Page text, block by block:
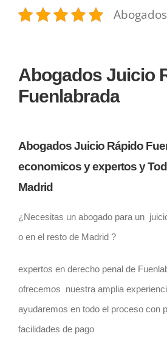
Abogados Juicio
Fuenlabrada
Abogados Juicio Rápido
economicos y expertos y
Madrid
¿Necesitas un abogado para un
o en el resto de Madrid ?
expertos en derecho penal de
ofrecemos nuestra amplia
ayudaremos en todo el proceso con
facilidades de pago